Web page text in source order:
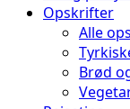
Opskrifter
Alle
Brød